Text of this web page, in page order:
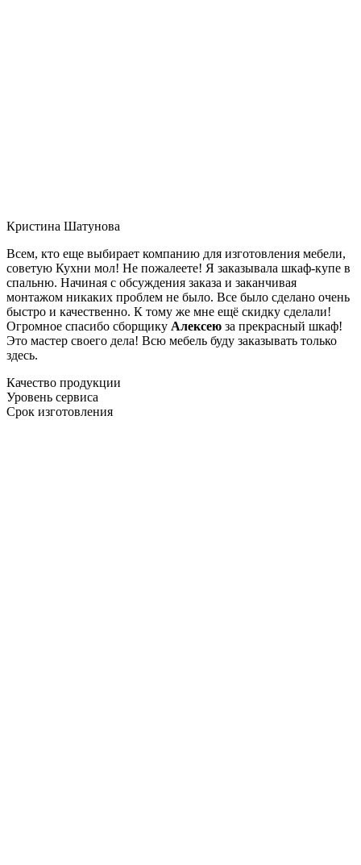
Кристина Шатунова
Всем, кто еще выбирает компанию для изготовления мебели,
советую Кухни мол! Не пожалеете! Я заказывала шкаф-купе в
спальню. Начиная с обсуждения заказа и заканчивая
монтажом никаких проблем не было. Все было сделано очень
быстро и качественно. К тому же мне ещё скидку сделали!
Огромное спасибо сборщику Алексею за прекрасный шкаф!
Это мастер своего дела! Всю мебель буду заказывать только
здесь.
Качество продукции
Уровень сервиса
Срок изготовления